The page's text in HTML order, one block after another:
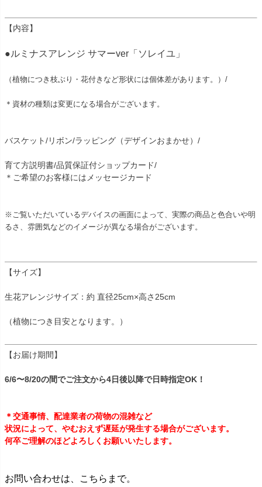
【内容】
●ルミナスアレンジ サマーver「ソレイユ」
（植物につき枝ぶり・花付きなど形状には個体差があります。）/
＊資材の種類は変更になる場合がございます。
バスケット/リボン/ラッピング（デザインおまかせ）/
育て方説明書/品質保証付ショップカード/
＊ご希望のお客様にはメッセージカード
※ご覧いただいているデバイスの画面によって、実際の商品と色合いや明
るさ、雰囲気などのイメージが異なる場合がございます。
【サイズ】
生花アレンジサイズ：約 直径25cm×高さ25cm
（植物につき目安となります。）
【お届け期間】
6/6〜8/20の間でご注文から4日後以降で日時指定OK！
＊交通事情、配達業者の荷物の混雑など
状況によって、やむおえず遅延が発生する場合がございます。
何卒ご理解のほどよろしくお願いいたします。
お問い合わせは、こちらまで。